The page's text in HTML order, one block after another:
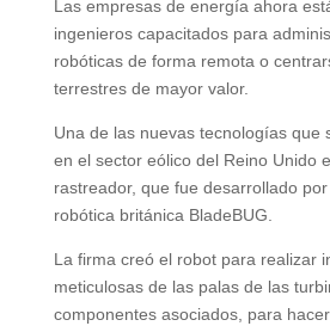
Las empresas de energía ahora
ingenieros capacitados para
robóticas de forma remota o
terrestres de mayor valor.
Una de las nuevas tecnologías que
en el sector eólico del Reino Unido
rastreador, que fue desarrollado
robótica británica BladeBUG.
La firma creó el robot para realizar
meticulosas de las palas de las
componentes asociados, para